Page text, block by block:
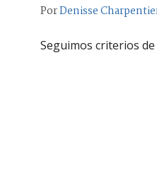
PorDenisse
Seguimos criterios de